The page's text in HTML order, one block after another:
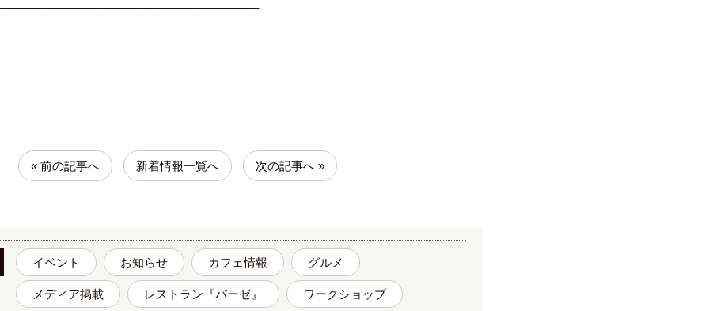
« 前の記事へ 新着情報一覧へ 次の記事へ »
イベント お知らせ カフェ情報 グルメ
メディア掲載 レストラン『バーゼ』 ワークショップ